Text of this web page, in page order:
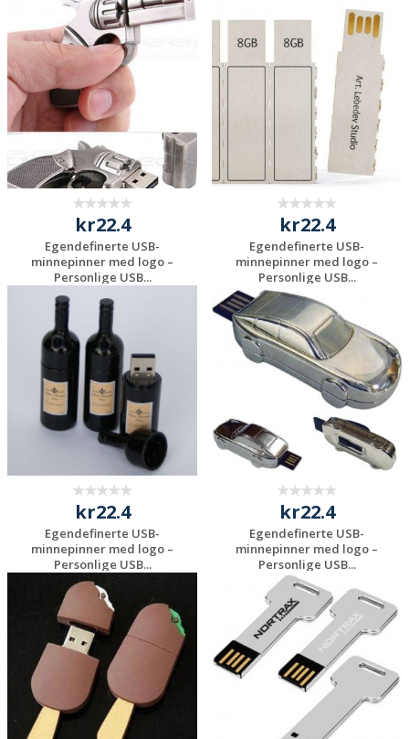
Be om et
uforpliktende
tilbud
Be om et
uforpliktende
tilbud
kr22.4
Egendefinerte USB-
minnepinner med logo –
Personlige USB...
Be om et
uforpliktende
tilbud
kr22.4
Egendefinerte USB-
minnepinner med logo –
Personlige USB...
Be om et
uforpliktende
tilbud
kr22.4
Egendefinerte USB-
minnepinner med logo –
Personlige USB...
Be om et
uforpliktende
tilbud
kr22.4
Egendefinerte USB-
minnepinner med logo –
Personlige USB...
Be om et
uforpliktende
tilbud